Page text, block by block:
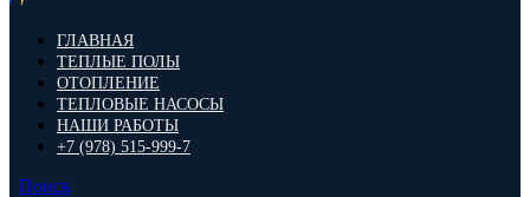
ГЛАВНАЯ
ТЕПЛЫЕ ПОЛЫ
ОТОПЛЕНИЕ
ТЕПЛОВЫЕ НАСОСЫ
НАШИ РАБОТЫ
+7 (978) 515-999-7
Поиск